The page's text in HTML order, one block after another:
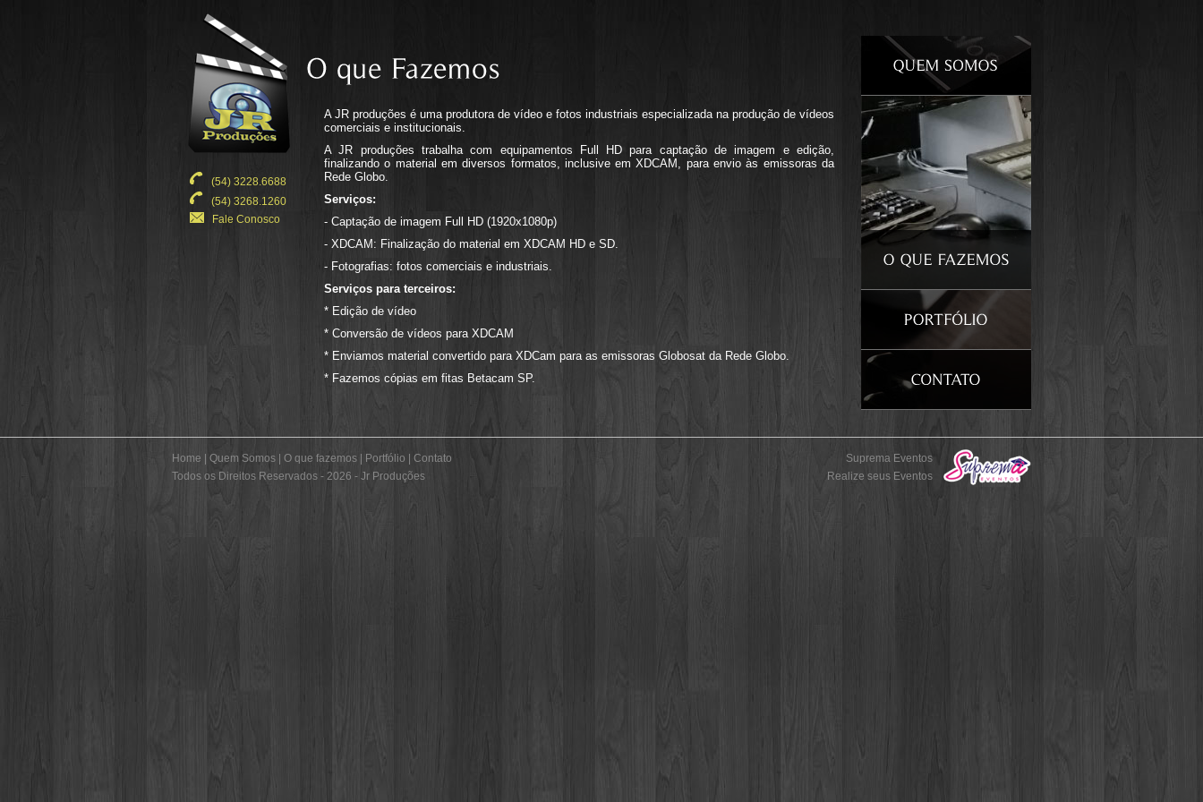
(54) 3228.6688
(54) 3268.1260
Fale Conosco
A JR produções é uma produtora de vídeo e fotos industriais especializada na produção de vídeos
comerciais e institucionais.
A JR produções trabalha com equipamentos Full HD para captação de imagem e edição,
finalizando o material em diversos formatos, inclusive em XDCAM, para envio às emissoras da
Rede Globo.
Serviços:
- Captação de imagem Full HD (1920x1080p)
- XDCAM: Finalização do material em XDCAM HD e SD.
- Fotografias: fotos comerciais e industriais.
Serviços para terceiros:
* Edição de vídeo
* Conversão de vídeos para XDCAM
* Enviamos material convertido para XDCam para as emissoras Globosat da Rede Globo.
* Fazemos cópias em fitas Betacam SP.
Home Quem Somos O que fazemos Portfólio
Contato
Todos os Direitos Reservados - 2026 - Jr Produções
Suprema Eventos
Realize seus Eventos